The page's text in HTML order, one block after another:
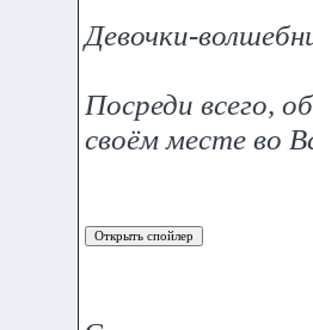
Девочки-
Посреди всего,
своём месте во